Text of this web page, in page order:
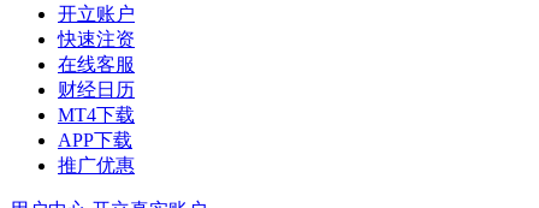
开立账户
快速注资
在线客服
财经日历
MT4下载
APP下载
推广优惠